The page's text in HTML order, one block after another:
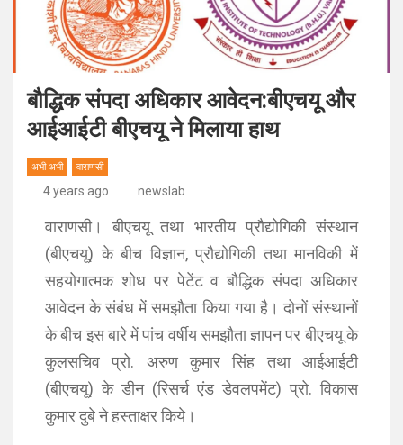
बौद्धिक संपदा अधिकार आवेदन:बीएचयू और
आईआईटी बीएचयू ने मिलाया हाथ
अभी अभी वाराणसी
4 years ago newslab
वाराणसी। बीएचयू तथा भारतीय प्रौद्योगिकी संस्थान
(बीएचयू) के बीच विज्ञान, प्रौद्योगिकी तथा मानविकी में
सहयोगात्मक शोध पर पेटेंट व बौद्धिक संपदा अधिकार
आवेदन के संबंध में समझौता किया गया है। दोनों संस्थानों
के बीच इस बारे में पांच वर्षीय समझौता ज्ञापन पर बीएचयू के
कुलसचिव प्रो. अरुण कुमार सिंह तथा आईआईटी
(बीएचयू) के डीन (रिसर्च एंड डेवलपमेंट) प्रो. विकास
कुमार दुबे ने हस्ताक्षर किये।